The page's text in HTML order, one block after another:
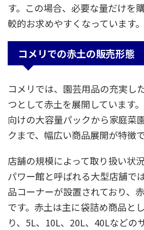
す。この場合、必要な量だけを
較的お求めやすくなっています。
コメリでの赤土の販売形態
コメリでは、園芸用品の充実し
つとして赤土を展開しています
向けの大容量パックから家庭菜
クまで、幅広い商品展開が特徴で
店舗の規模によって取り扱い状
パワー館と呼ばれる大型店舗で
品コーナーが設置されており、
です。赤土は主に袋詰め商品と
り、5L、10L、20L、40Lなどの